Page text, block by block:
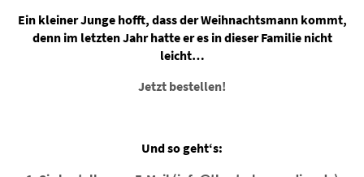
Ein kleiner Junge hofft, dass der Weihnachtsmann kommt,
denn im letzten Jahr hatte er es in dieser Familie nicht
leicht…
Jetzt bestellen!
Und so geht‘s: